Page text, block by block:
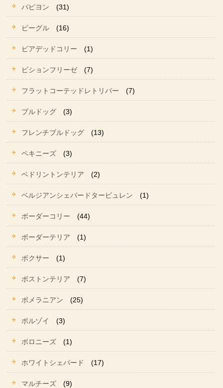
パピヨン (31)
ビーグル (16)
ビアデッドコリー (1)
ビションフリーゼ (7)
フラットコーテッドレトリバー (7)
ブルドッグ (3)
フレンチブルドッグ (13)
ペキニーズ (3)
ベドリントンテリア (2)
ベルジアンシェパードタービュレン (1)
ボーダーコリー (44)
ボーダーテリア (1)
ボクサー (1)
ボストンテリア (7)
ポメラニアン (25)
ボルゾイ (3)
ボロニーズ (1)
ホワイトシェパード (17)
マルチーズ (9)